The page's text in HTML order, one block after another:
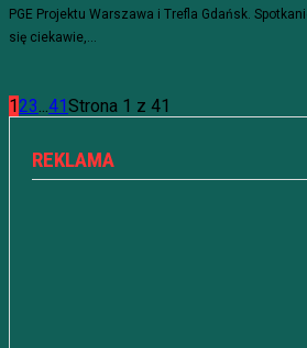
PGE Projektu Warszawa i Trefla Gdańsk.
się ciekawie,...
123 41Strona 1 z 41
REKLAMA